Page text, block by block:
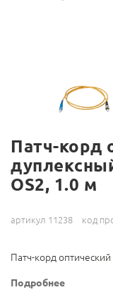
Патч-корд
OS2, 1.0 м
артикул 11238 код
Патч-корд оптический
Подробнее